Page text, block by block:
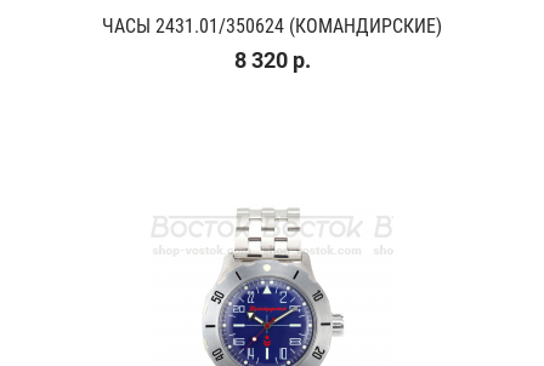
ЧАСЫ 2431.01/350624 (КОМАНДИРСКИЕ)
8 320 р.